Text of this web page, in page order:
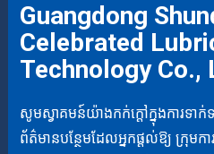
Guangdong
Celebrated
Technology Co.,
សូមស្វាគមន៍យ៉ាងកក់ក្តៅក្នុងការទា
ព័ត៌មានបន្ថែមដែលអ្នកផ្តល់ឱ្យ ក្រុម